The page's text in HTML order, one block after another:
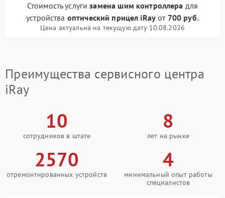
Стоимость услугизамена шим контроллера для
устройства оптический прицел iRay от 700 руб.
Цена актуальна на текущую дату 10.08.2026
Преимущества сервисного центра
iRay
10
сотрудников в штате
8
лет на рынке
2570
отремонтированных устройств
4
минимальный опыт работы
специалистов